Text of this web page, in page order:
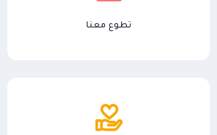
تطوع معنا